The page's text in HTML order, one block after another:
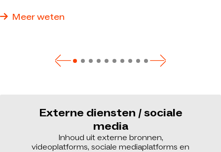
nieuwbouw: wij realiseren precies het pand dat optimaal
aan uw eisen voldoet.
Meer weten
Externe diensten / sociale
media
Inhoud uit externe bronnen,
videoplatforms, sociale mediaplatforms en